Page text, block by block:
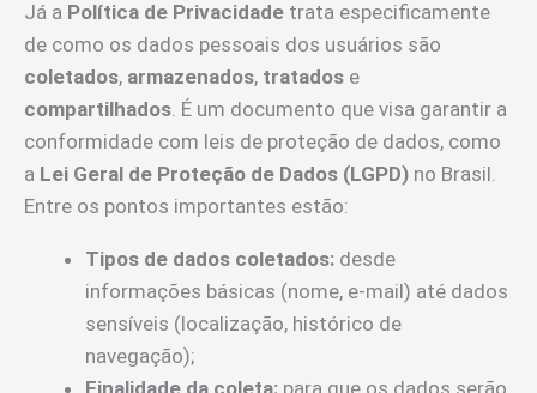
Já a Política de Privacidade trata especificamente
de como os dados pessoais dos usuários são
coletados, armazenados, tratados e
compartilhados. É um documento que visa garantir a
conformidade com leis de proteção de dados, como
a Lei Geral de Proteção de Dados (LGPD) no Brasil.
Entre os pontos importantes estão:
Tipos de dados coletados: desde
informações básicas (nome, e-mail) até dados
sensíveis (localização, histórico de
navegação);